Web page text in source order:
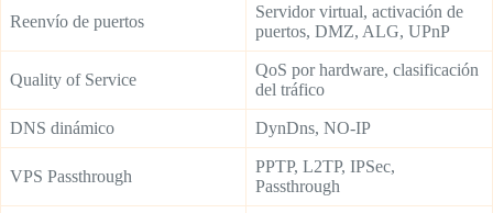
Reenvío de puertos
Servidor virtual, activación de
puertos, DMZ, ALG, UPnP
Quality of Service
QoS por hardware, clasificación
del tráfico
DNS dinámico DynDns, NO-IP
VPS Passthrough
PPTP, L2TP, IPSec,
Passthrough